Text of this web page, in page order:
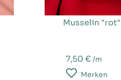
Musselin "rot"
7,50 € /m
Merken